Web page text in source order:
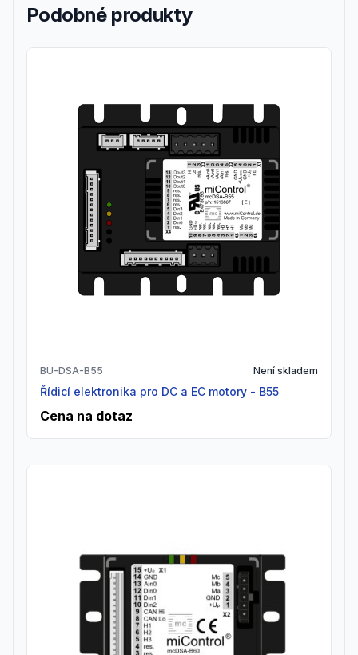
Podobné produkty
BU-DSA-B55 Není skladem
Řídicí elektronika pro DC a EC motory - B55
Cena na dotaz